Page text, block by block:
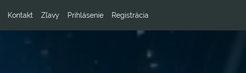
Kontakt Zľavy Prihlásenie Registrácia